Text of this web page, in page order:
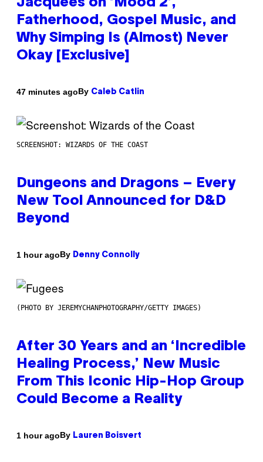
Jacquees on ‘Mood 2’,
Fatherhood, Gospel Music, and
Why Simping Is (Almost) Never
Okay [Exclusive]
47 minutes agoBy Caleb Catlin
SCREENSHOT: WIZARDS OF THE COAST
Dungeons and Dragons – Every
New Tool Announced for D&D
Beyond
1 hour agoBy Denny Connolly
(PHOTO BY JEREMYCHANPHOTOGRAPHY/GETTY IMAGES)
After 30 Years and an ‘Incredible
Healing Process,’ New Music
From This Iconic Hip-Hop Group
Could Become a Reality
1 hour agoBy Lauren Boisvert